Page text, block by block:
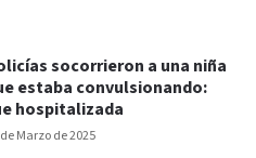
Marzo de 2025
socorrieron a una niña
estaba convulsionando:
hospitalizada